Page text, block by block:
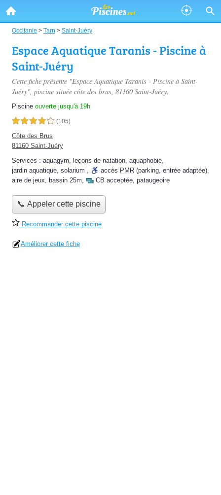
Occitanie > Tarn > Saint-Juéry
Espace Aquatique Taranis - Piscine à
Saint-Juéry
Cette fiche présente "Espace Aquatique Taranis - Piscine à Saint-
Juéry", piscine située côte des brus, 81160 Saint-Juéry.
Piscine ouverte jusqu'à 19h
4,0 étoiles sur 5 (105)
Côte des Brus
81160 Saint-Juéry
Services : aquagym, leçons de natation, aquaphobie,
jardin aquatique, solarium , accès PMR (parking, entrée adaptée),
aire de jeux, bassin 25m, CB acceptée, pataugeoire
📞 Appeler cette piscine
Recommander cette piscine
Améliorer cette fiche